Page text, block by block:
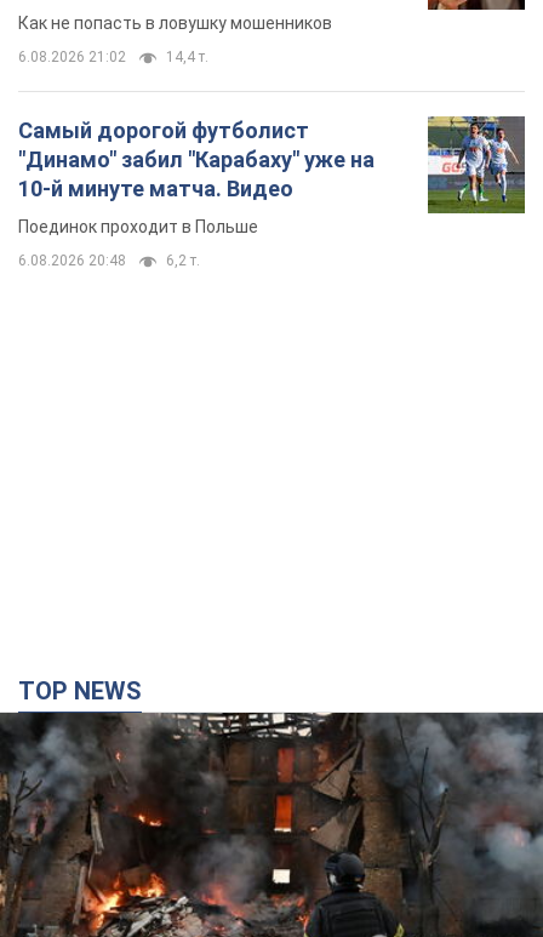
Как не попасть в ловушку мошенников
6.08.2026 21:02 14,4 т.
Самый дорогой футболист
"Динамо" забил "Карабаху" уже на
10-й минуте матча. Видео
Поединок проходит в Польше
6.08.2026 20:48 6,2 т.
TOP NEWS